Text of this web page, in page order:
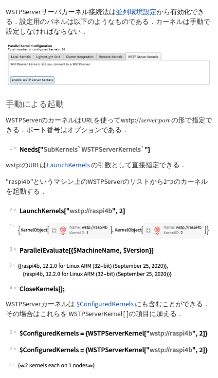
WSTPServerサーバカーネル接続法は並列環境設定から有効化でき
る．設定用のパネルは以下のようなものである．カーネルは手動で
設定しなければならない．
手動による起動
WSTPServerのカーネルはURLを使ってwstp://server:port の形で指定で
きる．ポート番号はオプションである．
1
wstp:のURLはLaunchKernelsの引数として直接指定できる．
"raspi4b"というマシン上のWSTPServerのリストから2つのカーネル
を起動する．
2
2
3
3
4
WSTPServerカーネルは $ConfiguredKernelsにも含むことができる．
その場合はこれらを WSTPServerKernel[]の項目に加える．
2
2
2